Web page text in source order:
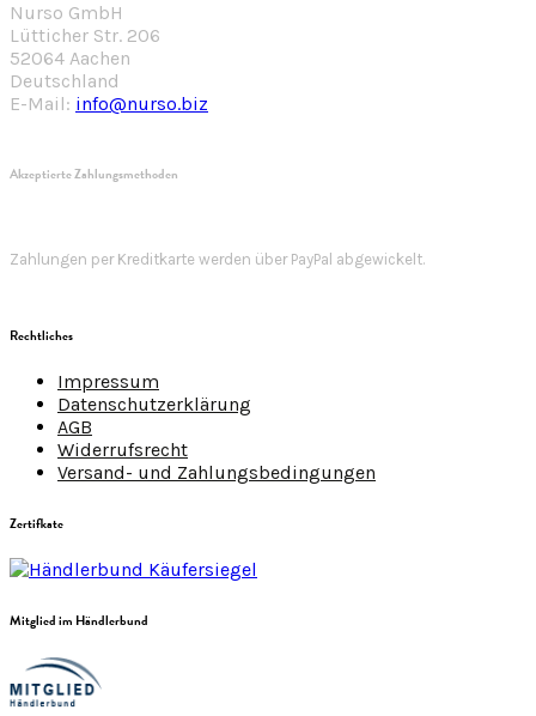
Nurso GmbH
Lütticher Str. 206
52064 Aachen
Deutschland
E-Mail: info@nurso.biz
Akzeptierte Zahlungsmethoden
Zahlungen per Kreditkarte werden über PayPal abgewickelt.
Rechtliches
Impressum
Datenschutzerklärung
AGB
Widerrufsrecht
Versand- und Zahlungsbedingungen
Zertifkate
Mitglied im Händlerbund